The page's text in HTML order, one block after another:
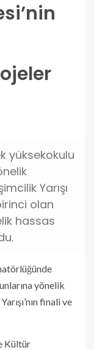
yüksekokulu
Yarışı
olan
hassas
yönelik
finali ve
Kültür